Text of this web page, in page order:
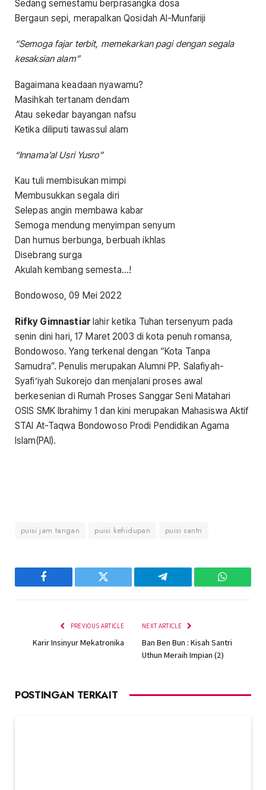
Sedang semestamu berprasangka dosa
Bergaun sepi, merapalkan Qosidah Al-Munfariji
“Semoga fajar terbit, memekarkan pagi dengan segala
kesaksian alam”
Bagaimana keadaan nyawamu?
Masihkah tertanam dendam
Atau sekedar bayangan nafsu
Ketika diliputi tawassul alam
“Innama’al Usri Yusro”
Kau tuli membisukan mimpi
Membusukkan segala diri
Selepas angin membawa kabar
Semoga mendung menyimpan senyum
Dan humus berbunga, berbuah ikhlas
Disebrang surga
Akulah kembang semesta…!
Bondowoso, 09 Mei 2022
Rifky Gimnastiarlahir ketika Tuhan tersenyum pada
senin dini hari, 17 Maret 2003 di kota penuh romansa,
Bondowoso. Yang terkenal dengan “Kota Tanpa
Samudra”. Penulis merupakan Alumni PP. Salafiyah-
Syafi’iyah Sukorejo dan menjalani proses awal
berkesenian di Rumah Proses Sanggar Seni Matahari
OSIS SMK Ibrahimy 1 dan kini merupakan Mahasiswa Aktif
STAI At-Taqwa Bondowoso Prodi Pendidikan Agama
Islam(PAI).
puisi jam tangan puisi kehidupan puisi santri
Facebook Twitter Telegram
PREVIOUS ARTICLE
Karir Insinyur Mekatronika
NEXT ARTICLE
Ban Ben Bun : Kisah Santri
Uthun Meraih Impian (2)
POSTINGAN TERKAIT